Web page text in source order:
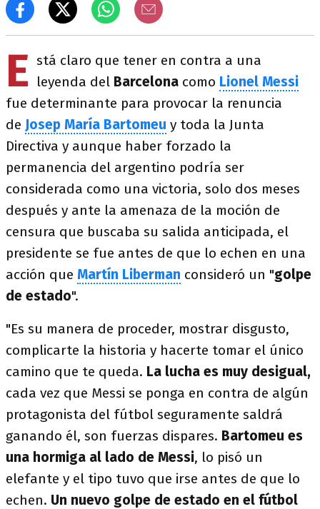
E stá claro que tener en contra a una
leyenda del Barcelona como Lionel Messi
fue determinante para provocar la renuncia
de Josep María Bartomeu y toda la Junta
Directiva y aunque haber forzado la
permanencia del argentino podría ser
considerada como una victoria, solo dos meses
después y ante la amenaza de la moción de
censura que buscaba su salida anticipada, el
presidente se fue antes de que lo echen en una
acción que Martín Liberman consideró un "golpe
de estado".
"Es su manera de proceder, mostrar disgusto,
complicarte la historia y hacerte tomar el único
camino que te queda. La lucha es muy desigual,
cada vez que Messi se ponga en contra de algún
protagonista del fútbol seguramente saldrá
ganando él, son fuerzas dispares. Bartomeu es
una hormiga al lado de Messi, lo pisó un
elefante y el tipo tuvo que irse antes de que lo
echen. Un nuevo golpe de estado en el fútbol